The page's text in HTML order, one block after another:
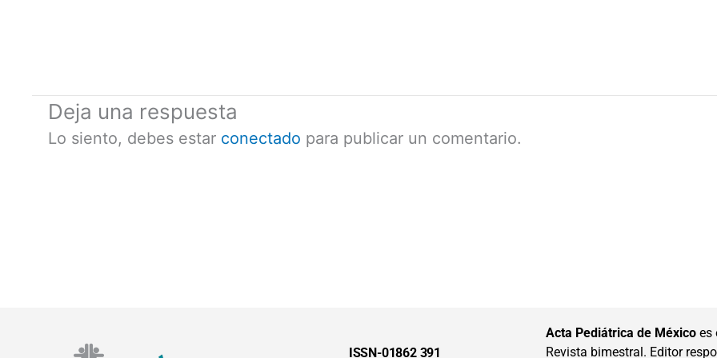
Deja una respuesta
Lo siento, debes estar conectado para publicar un comentario.
ISSN-01862 391
Acta Pediátrica de México es
Revista bimestral. Editor